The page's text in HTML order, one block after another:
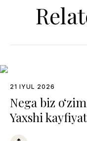
21 IYUL 2026
Nega biz
Yaxshi
“molekulasi”